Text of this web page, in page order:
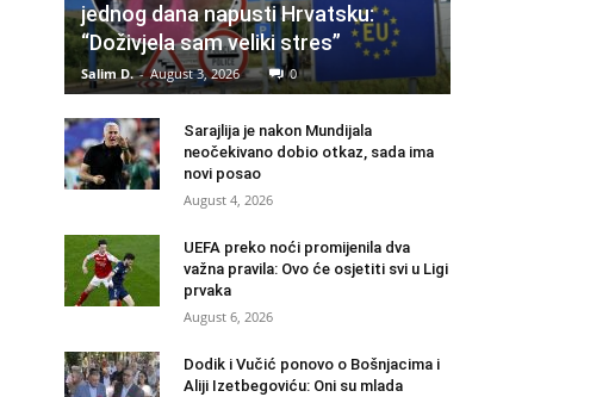
jednog dana napusti Hrvatsku:
“Doživjela sam veliki stres”
Salim D. - August 3, 2026 0
Sarajlija je nakon Mundijala
neočekivano dobio otkaz, sada ima
novi posao
August 4, 2026
UEFA preko noći promijenila dva
važna pravila: Ovo će osjetiti svi u Ligi
prvaka
August 6, 2026
Dodik i Vučić ponovo o Bošnjacima i
Aliji Izetbegoviću: Oni su mlada